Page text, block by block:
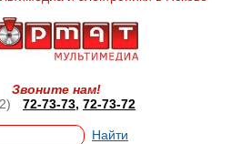
Звоните нам!
72-73-73, 72-73-72